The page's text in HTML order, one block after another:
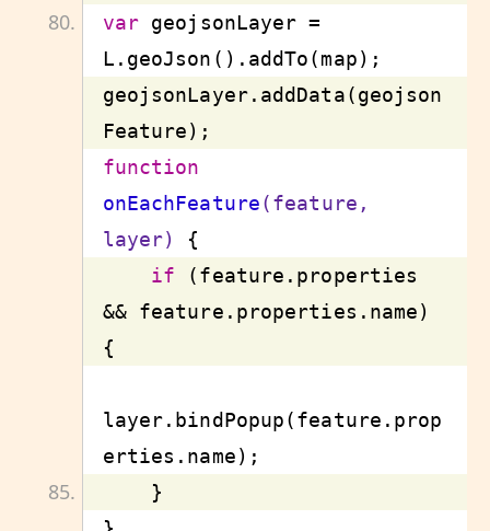
var geojsonLayer =
geojsonLayer.addData(geojson
function
onEachFeature(feature,
layer)
{
if (feature.properties
&& feature.properties.name)
layer.bindPopup(feature.prop